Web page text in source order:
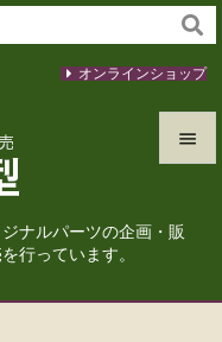
ナルパーツの企画・販
を行っています。



オンラインショップ